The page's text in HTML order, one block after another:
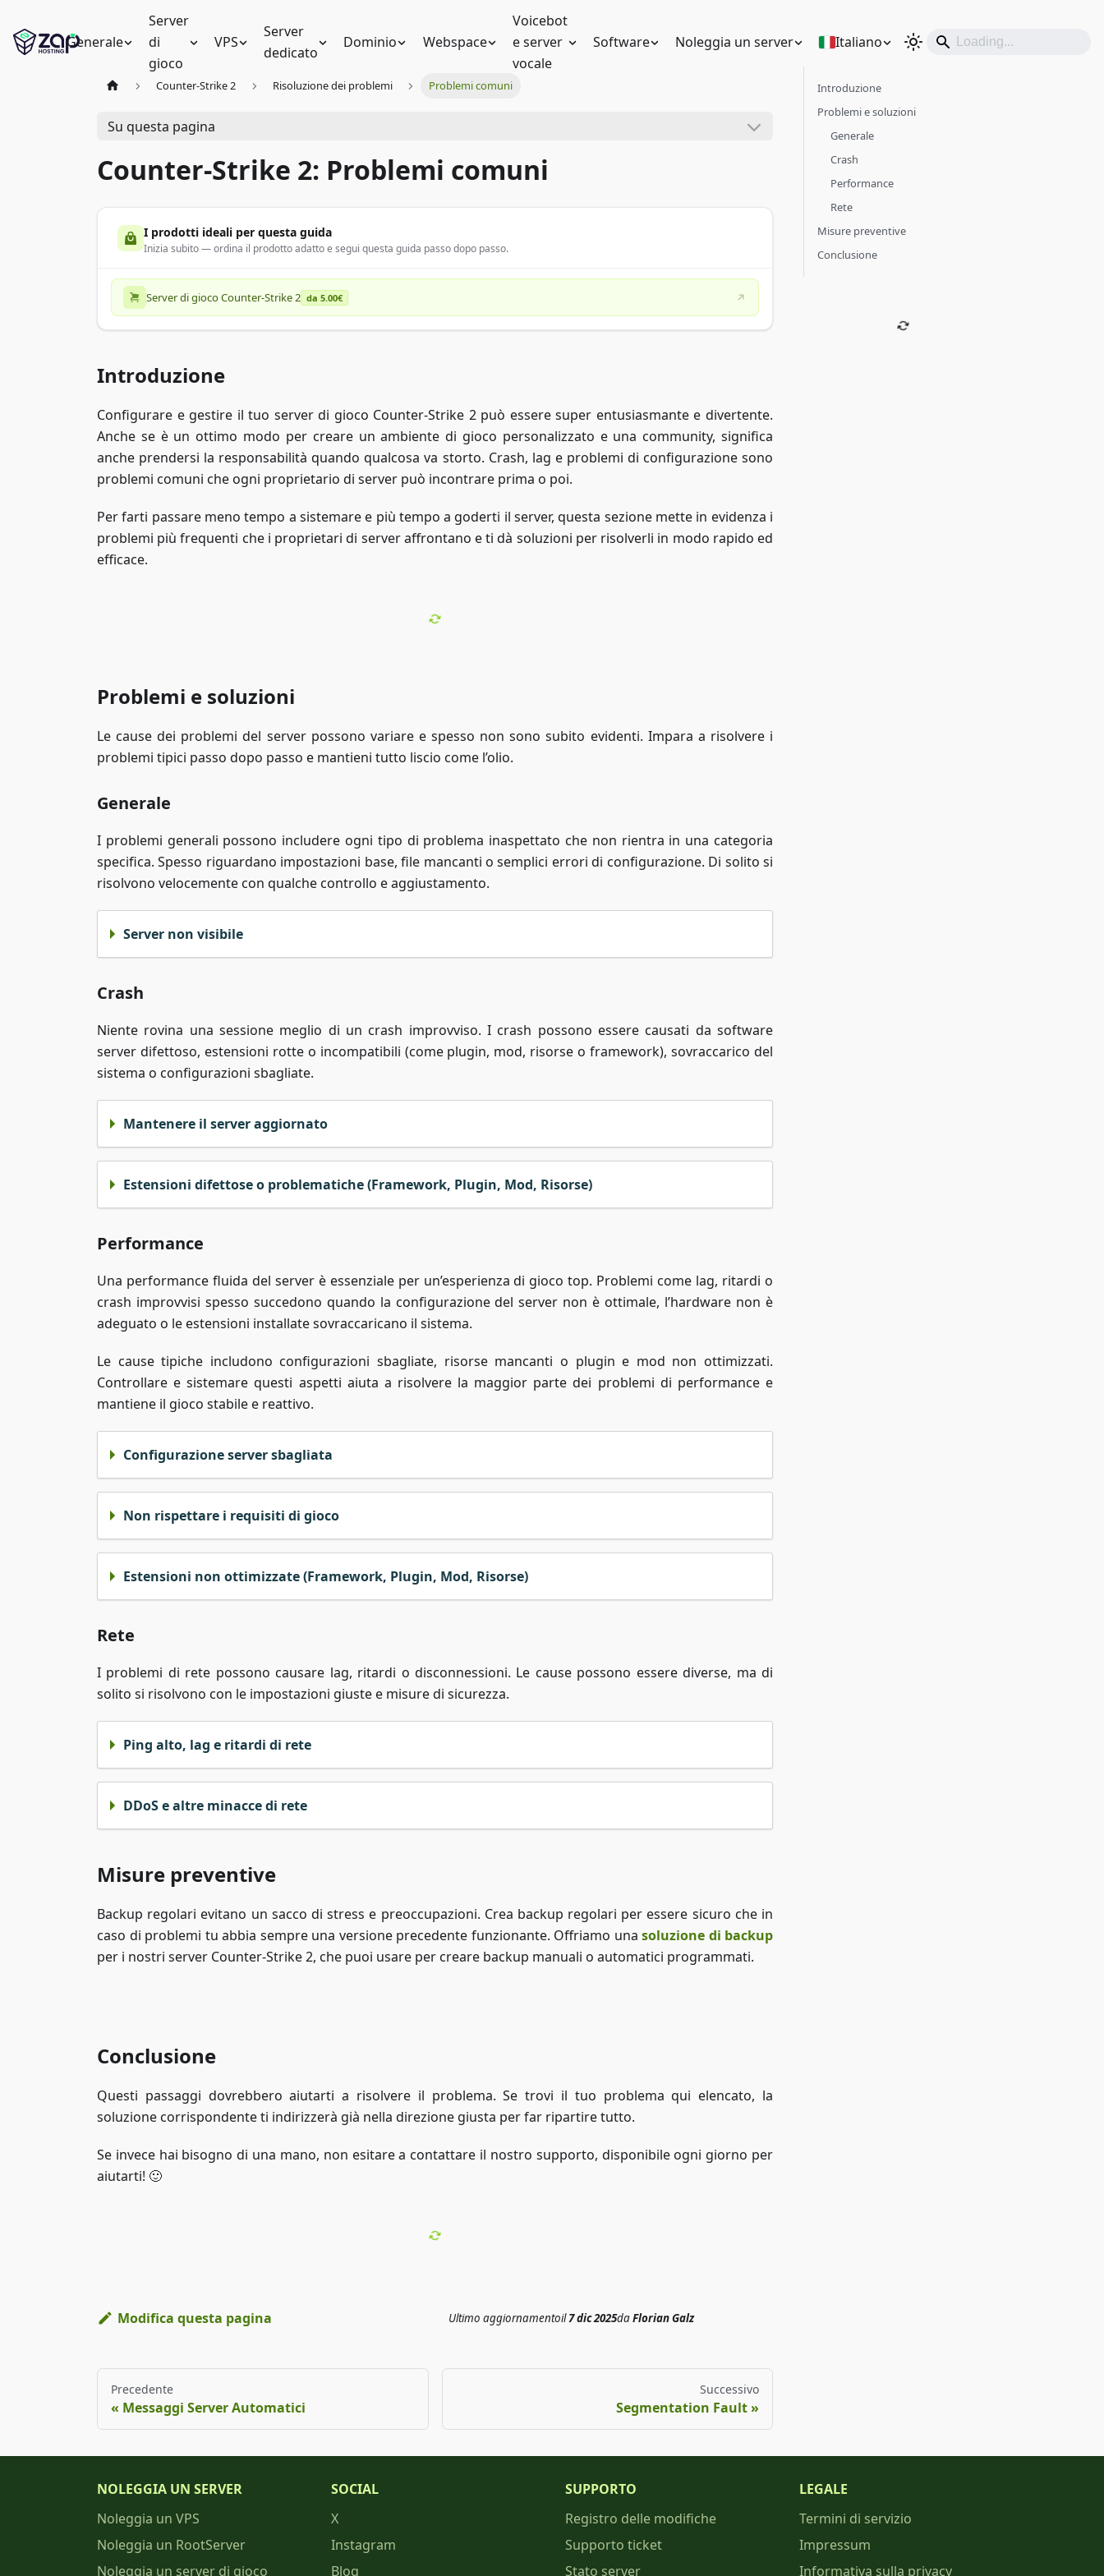
Generale
Server
di
gioco
VPS
Server
dedicato
Dominio Webspace
Voicebot
e server
vocale
Software Noleggia un server Italiano
Counter-Strike 2 Risoluzione dei problemi Problemi comuni
Su questa pagina
Counter-Strike 2: Problemi comuni
I prodotti ideali per questa guida
Inizia subito — ordina il prodotto adatto e segui questa guida passo dopo passo.
Server di gioco Counter-Strike 2 da 5.00€
Introduzione
Configurare e gestire il tuo server di gioco Counter-Strike 2 può essere super entusiasmante e divertente.
Anche se è un ottimo modo per creare un ambiente di gioco personalizzato e una community, significa
anche prendersi la responsabilità quando qualcosa va storto. Crash, lag e problemi di configurazione sono
problemi comuni che ogni proprietario di server può incontrare prima o poi.
Per farti passare meno tempo a sistemare e più tempo a goderti il server, questa sezione mette in evidenza i
problemi più frequenti che i proprietari di server affrontano e ti dà soluzioni per risolverli in modo rapido ed
efficace.
Problemi e soluzioni
Le cause dei problemi del server possono variare e spesso non sono subito evidenti. Impara a risolvere i
problemi tipici passo dopo passo e mantieni tutto liscio come l’olio.
Generale
I problemi generali possono includere ogni tipo di problema inaspettato che non rientra in una categoria
specifica. Spesso riguardano impostazioni base, file mancanti o semplici errori di configurazione. Di solito si
risolvono velocemente con qualche controllo e aggiustamento.
Server non visibile
Crash
Niente rovina una sessione meglio di un crash improvviso. I crash possono essere causati da software
server difettoso, estensioni rotte o incompatibili (come plugin, mod, risorse o framework), sovraccarico del
sistema o configurazioni sbagliate.
Mantenere il server aggiornato
Estensioni difettose o problematiche (Framework, Plugin, Mod, Risorse)
Performance
Una performance fluida del server è essenziale per un’esperienza di gioco top. Problemi come lag, ritardi o
crash improvvisi spesso succedono quando la configurazione del server non è ottimale, l’hardware non è
adeguato o le estensioni installate sovraccaricano il sistema.
Le cause tipiche includono configurazioni sbagliate, risorse mancanti o plugin e mod non ottimizzati.
Controllare e sistemare questi aspetti aiuta a risolvere la maggior parte dei problemi di performance e
mantiene il gioco stabile e reattivo.
Configurazione server sbagliata
Non rispettare i requisiti di gioco
Estensioni non ottimizzate (Framework, Plugin, Mod, Risorse)
Rete
I problemi di rete possono causare lag, ritardi o disconnessioni. Le cause possono essere diverse, ma di
solito si risolvono con le impostazioni giuste e misure di sicurezza.
Ping alto, lag e ritardi di rete
DDoS e altre minacce di rete
Misure preventive
Backup regolari evitano un sacco di stress e preoccupazioni. Crea backup regolari per essere sicuro che in
caso di problemi tu abbia sempre una versione precedente funzionante. Offriamo una soluzione di backup
per i nostri server Counter-Strike 2, che puoi usare per creare backup manuali o automatici programmati.
Conclusione
Questi passaggi dovrebbero aiutarti a risolvere il problema. Se trovi il tuo problema qui elencato, la
soluzione corrispondente ti indirizzerà già nella direzione giusta per far ripartire tutto.
Se invece hai bisogno di una mano, non esitare a contattare il nostro supporto, disponibile ogni giorno per
aiutarti! 🙂
Modifica questa pagina Ultimo aggiornamentoil7 dic 2025daFlorian Galz
Precedente
Messaggi Server Automatici
Successivo
Segmentation Fault
Introduzione
Problemi e soluzioni
Generale
Crash
Performance
Rete
Misure preventive
Conclusione
NOLEGGIA UN SERVER
Noleggia un VPS
Noleggia un RootServer
Noleggia un server di gioco
SOCIAL
X
Instagram
Blog
SUPPORTO
Registro delle modifiche
Supporto ticket
Stato server
LEGALE
Termini di servizio
Impressum
Informativa sulla privacy